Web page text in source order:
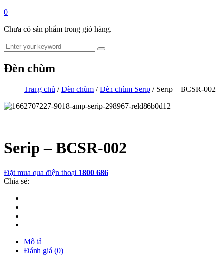
0
Chưa có sản phẩm trong giỏ hàng.
Đèn chùm
Trang chủ /Đèn chùm /Đèn chùm Serip / Serip – BCSR-002
Serip – BCSR-002
Đặt mua qua điện thoại 1800 686
Chia sẻ:
Mô tả
Đánh giá (0)